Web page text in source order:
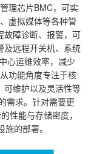
理芯片BMC，可实
虚拟媒体等各种管
故障诊断、报警，可
及远程开关机、系统
心运维效率，减少
功能角度专注于核
可维护以及灵活性等
需求。针对需要更
性能与存储密度，
的部署。